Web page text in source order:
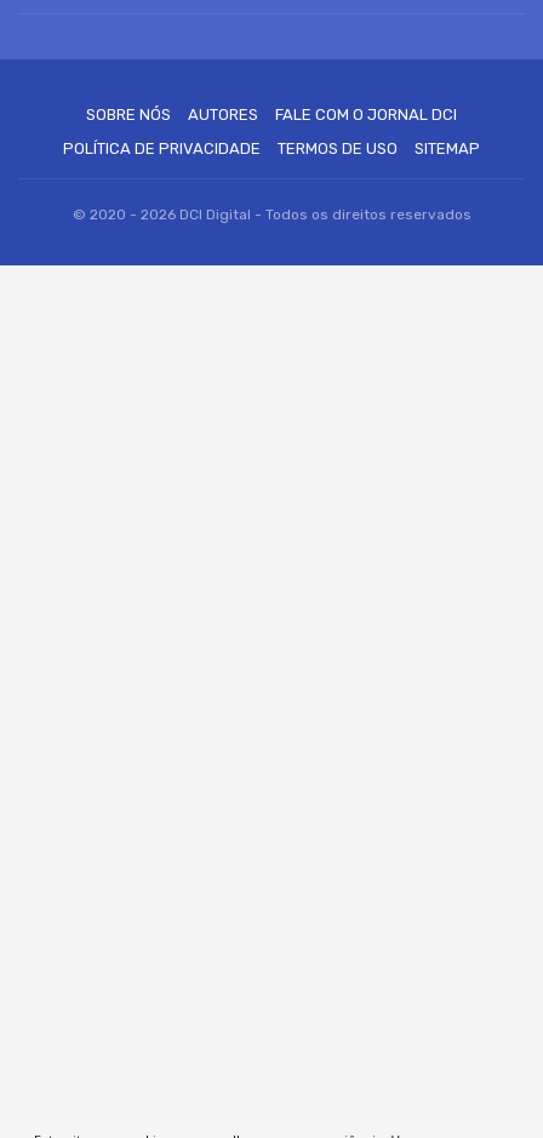
SOBRE NÓS AUTORES
FALE COM O JORNAL DCI
POLÍTICA DE PRIVACIDADE
TERMOS DE USO SITEMAP
© 2020 - 2026 DCI Digital - Todos os direitos reservados